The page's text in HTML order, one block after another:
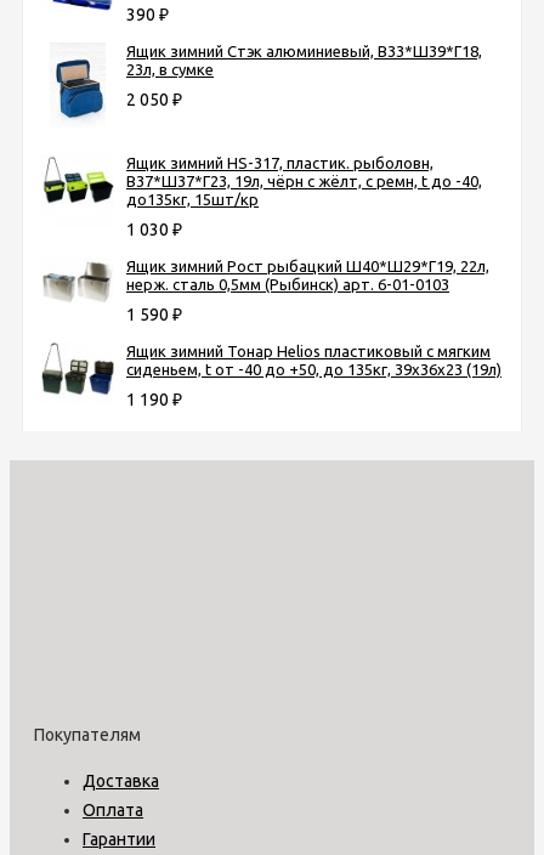
390 ₽
Ящик зимний Стэк алюминиевый, В33*Ш39*Г18,
23л, в сумке
2 050 ₽
Ящик зимний HS-317, пластик. рыболовн,
В37*Ш37*Г23, 19л, чёрн с жёлт, с ремн, t до -40,
до135кг, 15шт/кр
1 030 ₽
Ящик зимний Рост рыбацкий Ш40*Ш29*Г19, 22л,
нерж. сталь 0,5мм (Рыбинск) арт. 6-01-0103
1 590 ₽
Ящик зимний Тонар Helios пластиковый с мягким
сиденьем, t от -40 до +50, до 135кг, 39х36х23 (19л)
1 190 ₽
Покупателям
Доставка
Оплата
Гарантии